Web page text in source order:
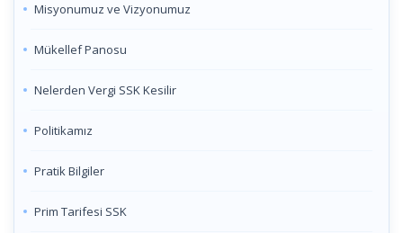
Misyonumuz ve Vizyonumuz
Mükellef Panosu
Nelerden Vergi SSK Kesilir
Politikamız
Pratik Bilgiler
Prim Tarifesi SSK